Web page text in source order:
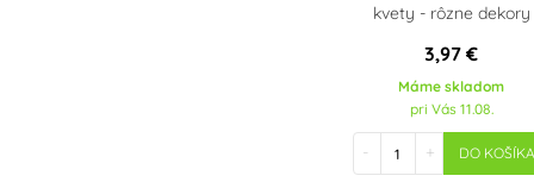
kvety - rôzne dekory
3,97 €
Máme skladom
pri Vás 11.08.
- + DO KOŠÍKA